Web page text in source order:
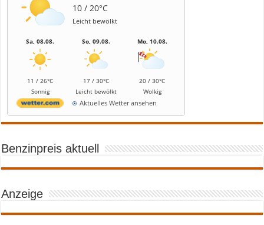
10 / 20°C
Leicht bewölkt
Sa, 08.08.
11 / 26°C
Sonnig
So, 09.08.
17 / 30°C
Leicht bewölkt
Mo, 10.08.
20 / 30°C
Wolkig
Aktuelles Wetter ansehen
Benzinpreis aktuell
Anzeige